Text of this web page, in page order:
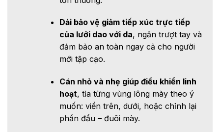
Dải bảo vệ giảm tiếp xúc trực tiếp
của lưỡi dao với da, ngăn trượt tay và
đảm bảo an toàn ngay cả cho người
mới tập cạo.
Cán nhỏ và nhẹ giúp điều khiển linh
hoạt, tỉa từng vùng lông mày theo ý
muốn: viền trên, dưới, hoặc chỉnh lại
phần đầu – đuôi mày.